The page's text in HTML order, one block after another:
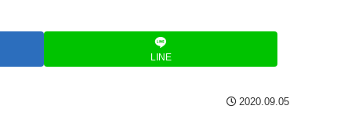
LINE
2020.09.05